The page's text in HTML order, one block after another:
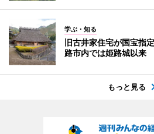
学ぶ・知る
旧古井家住宅が国宝
路市内では姫路城以来
もっと見る